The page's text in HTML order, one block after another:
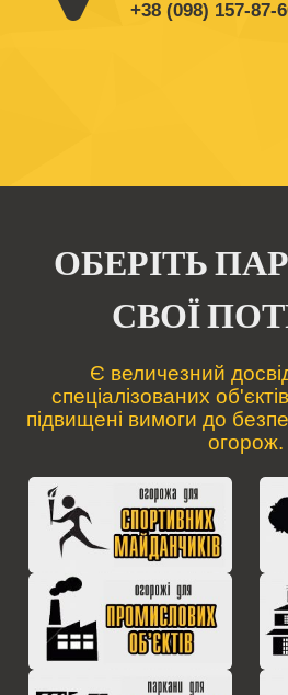
+38 (098) 157-87-
ОБЕРІТЬ
СВОЇ
Є величезний
спеціалізованих
підвищені вимоги до
огорож.